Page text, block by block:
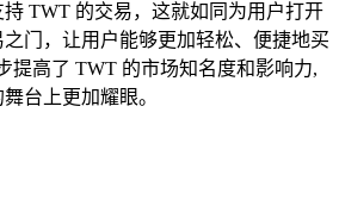
TWT 的交易，这就如同为用户打开
门，让用户能够更加轻松、便捷地买
提高了 TWT 的市场知名度和影响力,
台上更加耀眼。